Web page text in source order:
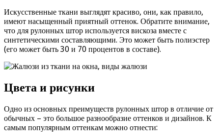
Искусственные ткани выглядят красиво, они, как правило,
имеют насыщенный приятный оттенок. Обратите внимание,
что для рулонных штор используется вискоза вместе с
синтетическими составляющими. Это может быть полиэстер
(его может быть 30 и 70 процентов в составе).
Цвета и рисунки
Одно из основных преимуществ рулонных штор в отличие от
обычных – это большое разнообразие оттенков и дизайнов. К
самым популярным оттенкам можно отнести: